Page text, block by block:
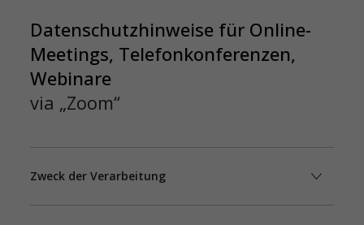
Datenschutzhinweise für Online-
Meetings, Telefonkonferenzen,
Webinare
via „Zoom“
Zweck der Verarbeitung